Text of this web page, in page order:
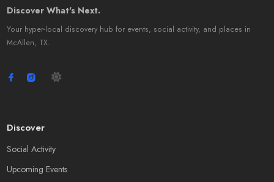
Discover What's Next.
Your hyper-local discovery hub for events, social activity, and places in
McAllen, TX.
Discover
Social Activity
Upcoming Events